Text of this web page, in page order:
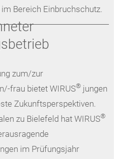
Bereich Einbruchschutz.
zum/zur
frau bietet WIRUS® jungen
Zukunftsperspektiven.
zu Bielefeld hat WIRUS®
im Prüfungsjahr